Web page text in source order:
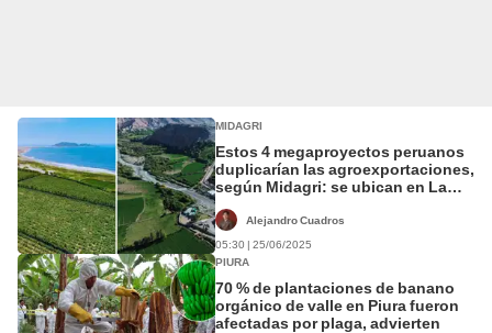
MIDAGRI
Estos 4 megaproyectos peruanos
duplicarían las agroexportaciones,
según Midagri: se ubican en La
Alejandro Cuadros
05:30 | 25/06/2025
PIURA
70 % de plantaciones de banano
orgánico de valle en Piura fueron
afectadas por plaga, advierten